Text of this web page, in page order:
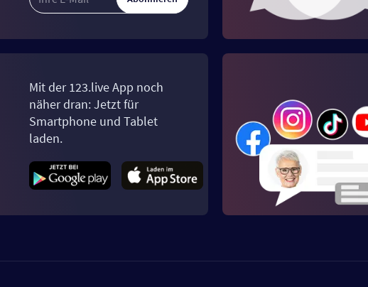
Mit der 123.live App noch
näher dran: Jetzt für
Smartphone und Tablet
laden.